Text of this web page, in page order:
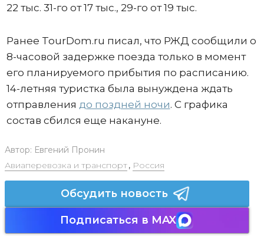
22 тыс. 31-го от 17 тыс., 29-го от 19 тыс.
Ранее TourDom.ru писал, что РЖД сообщили о
8-часовой задержке поезда только в момент
его планируемого прибытия по расписанию.
14-летняя туристка была вынуждена ждать
отправления до поздней ночи. С графика
состав сбился еще накануне.
Автор: Евгений Пронин
Авиаперевозка и транспорт, Россия
Обсудить новость
Подписаться в MAX